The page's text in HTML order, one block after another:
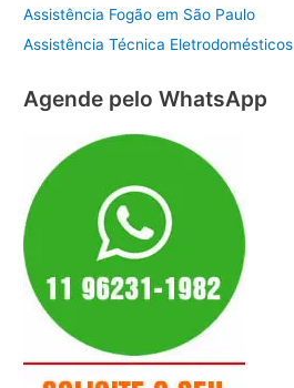
Assistência Fogão em São Paulo
Assistência Técnica Eletrodomésticos
Agende pelo WhatsApp